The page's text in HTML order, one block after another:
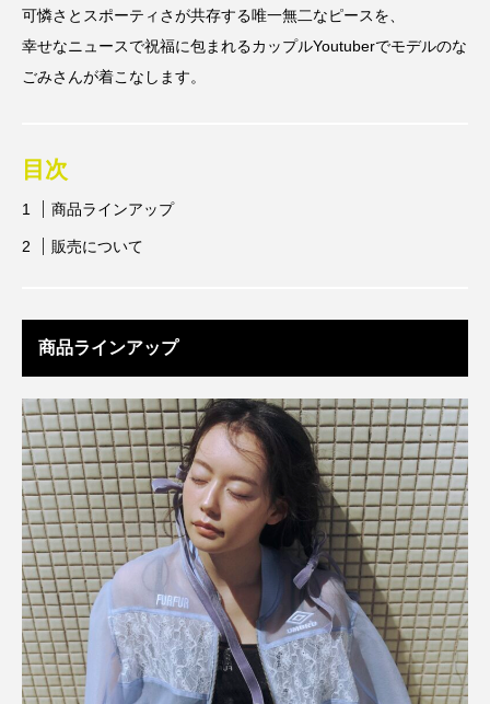
可憐さとスポーティさが共存する唯一無二なピースを、
幸せなニュースで祝福に包まれるカップルYoutuberでモデルのな
ごみさんが着こなします。
目次
商品ラインアップ
販売について
商品ラインアップ